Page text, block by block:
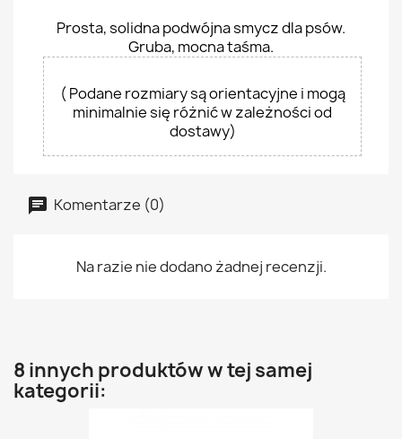
Prosta, solidna podwójna smycz dla psów.
Gruba, mocna taśma.
( Podane rozmiary są orientacyjne i mogą
minimalnie się różnić w zależności od
dostawy)
Komentarze (0)
Na razie nie dodano żadnej recenzji.
8 innych produktów w tej samej
kategorii: